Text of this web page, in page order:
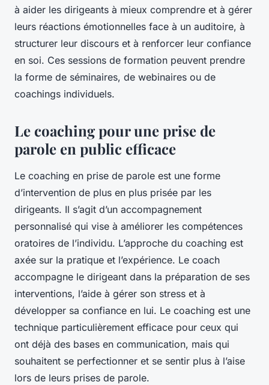
à aider les dirigeants à mieux comprendre et à gérer
leurs réactions émotionnelles face à un auditoire, à
structurer leur discours et à renforcer leur confiance
en soi. Ces sessions de formation peuvent prendre
la forme de séminaires, de webinaires ou de
coachings individuels.
Le coaching pour une prise de
parole en public efficace
Le coaching en prise de parole est une forme
d’intervention de plus en plus prisée par les
dirigeants. Il s’agit d’un accompagnement
personnalisé qui vise à améliorer les compétences
oratoires de l’individu. L’approche du coaching est
axée sur la pratique et l’expérience. Le coach
accompagne le dirigeant dans la préparation de ses
interventions, l’aide à gérer son stress et à
développer sa confiance en lui. Le coaching est une
technique particulièrement efficace pour ceux qui
ont déjà des bases en communication, mais qui
souhaitent se perfectionner et se sentir plus à l’aise
lors de leurs prises de parole.